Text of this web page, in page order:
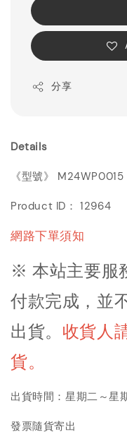
分享
Details
《型號》
Product ID： 12964
網路下單須知
※ 本站主要服
付款完成，並
出貨。 收貨人
貨。
出貨時間：星期二～星
發票隨貨寄出